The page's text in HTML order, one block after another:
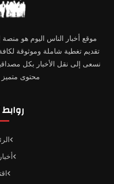
موقع أخبار الناس اليوم هو
تقديم تغطية شاملة وموثوقة
نسعى إلى نقل الأخبار بكل
محتوى متميز